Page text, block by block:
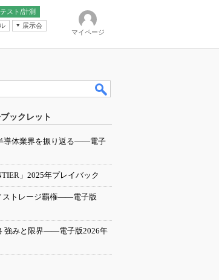
テスト/計測
展示会
マイページ
ックレット
導体業界を振り返る――電子
」2025年プレイバック
ストレージ覇権――電子版
強みと限界――電子版2026年